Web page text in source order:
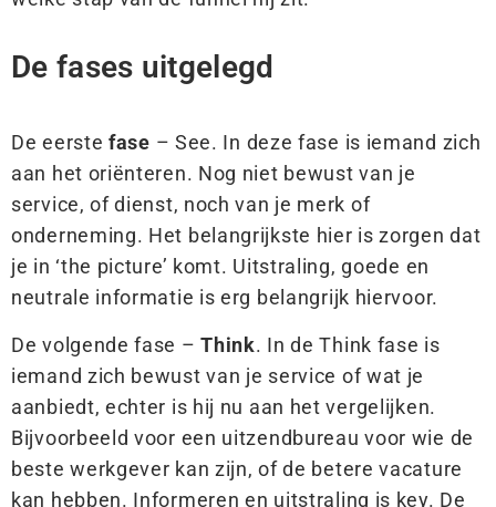
De fases uitgelegd
De eerste fase – See. In deze fase is iemand zich
aan het oriënteren. Nog niet bewust van je
service, of dienst, noch van je merk of
onderneming. Het belangrijkste hier is zorgen dat
je in ‘the picture’ komt. Uitstraling, goede en
neutrale informatie is erg belangrijk hiervoor.
De volgende fase –Think. In de Think fase is
iemand zich bewust van je service of wat je
aanbiedt, echter is hij nu aan het vergelijken.
Bijvoorbeeld voor een uitzendbureau voor wie de
beste werkgever kan zijn, of de betere vacature
kan hebben. Informeren en uitstraling is key. De